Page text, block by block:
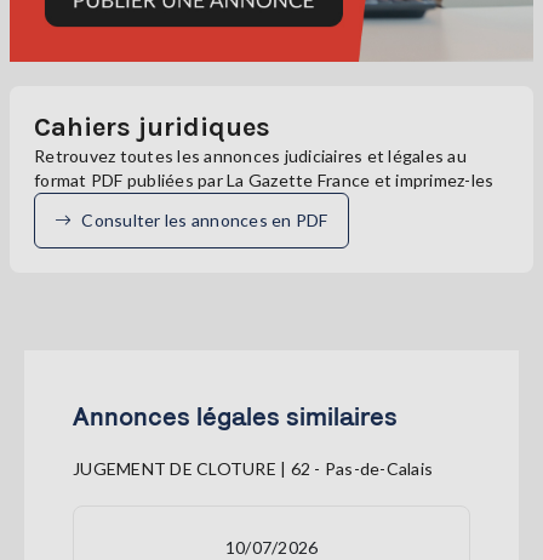
Cahiers juridiques
Retrouvez toutes les annonces judiciaires et légales au
format PDF publiées par La Gazette France et imprimez-les
Consulter les annonces en PDF
Annonces légales similaires
JUGEMENT DE CLOTURE | 62 - Pas-de-Calais
10/07/2026